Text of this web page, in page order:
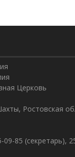
Церковь
Ростовская
85 (секретарь),